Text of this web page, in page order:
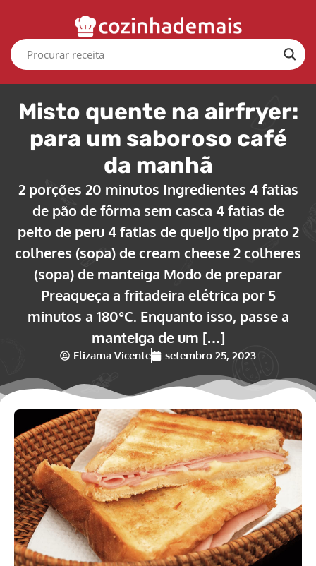
Misto quente na airfryer:
para um saboroso café
da manhã
2 porções 20 minutos Ingredientes 4 fatias
de pão de fôrma sem casca 4 fatias de
peito de peru 4 fatias de queijo tipo prato 2
colheres (sopa) de cream cheese 2 colheres
(sopa) de manteiga Modo de preparar
Preaqueça a fritadeira elétrica por 5
minutos a 180°C. Enquanto isso, passe a
manteiga de um […]
Elizama Vicente setembro 25, 2023